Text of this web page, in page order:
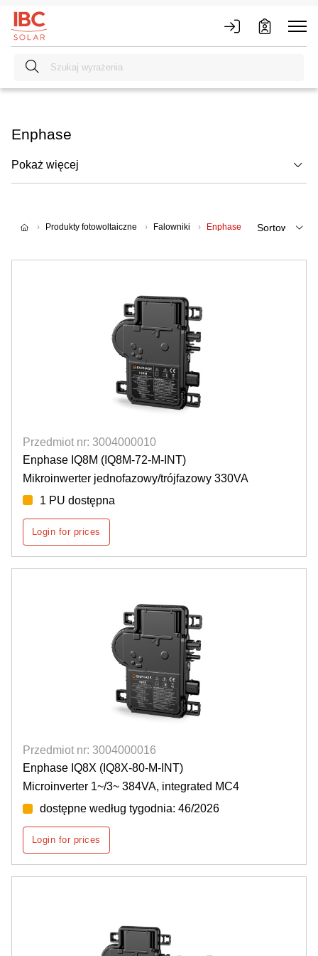
Enphase
Pokaż więcej
Produkty fotowoltaiczne Falowniki Enphase
Przedmiot nr: 3004000010
Enphase IQ8M (IQ8M-72-M-INT)
Mikroinwerter jednofazowy/trójfazowy 330VA
1 PU dostępna
Login for prices
Przedmiot nr: 3004000016
Enphase IQ8X (IQ8X-80-M-INT)
Microinverter 1~/3~ 384VA, integrated MC4
dostępne według tygodnia: 46/2026
Login for prices